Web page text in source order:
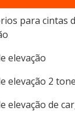
para cintas
elevação
elevação 2
elevação de